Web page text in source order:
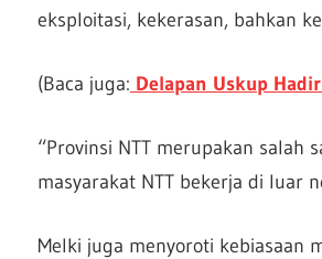
eksploitasi, kekerasan, bahkan
(Baca juga: Delapan Uskup
“Provinsi NTT merupakan salah
masyarakat NTT bekerja di luar
Melki juga menyoroti kebiasaan